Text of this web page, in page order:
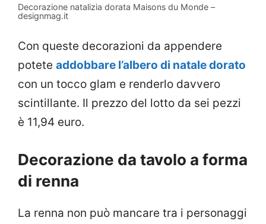
Decorazione natalizia dorata Maisons du Monde –
designmag.it
Con queste decorazioni da appendere
potete addobbare l’albero di natale dorato
con un tocco glam e renderlo davvero
scintillante. Il prezzo del lotto da sei pezzi
è 11,94 euro.
Decorazione da tavolo a forma
di renna
La renna non può mancare tra i personaggi